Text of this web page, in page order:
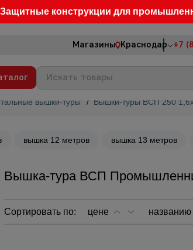
Защитные конструкции для
Магазины Краснодар +7
вышки-туры / Вышки-туры ВСП 250
вышка 12 метров вышка 13 метров
Вышка-тура ВСП
Сортировать по: цене названию